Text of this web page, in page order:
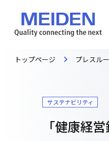
トップページ プレスル
サステナビリティ
「健康経